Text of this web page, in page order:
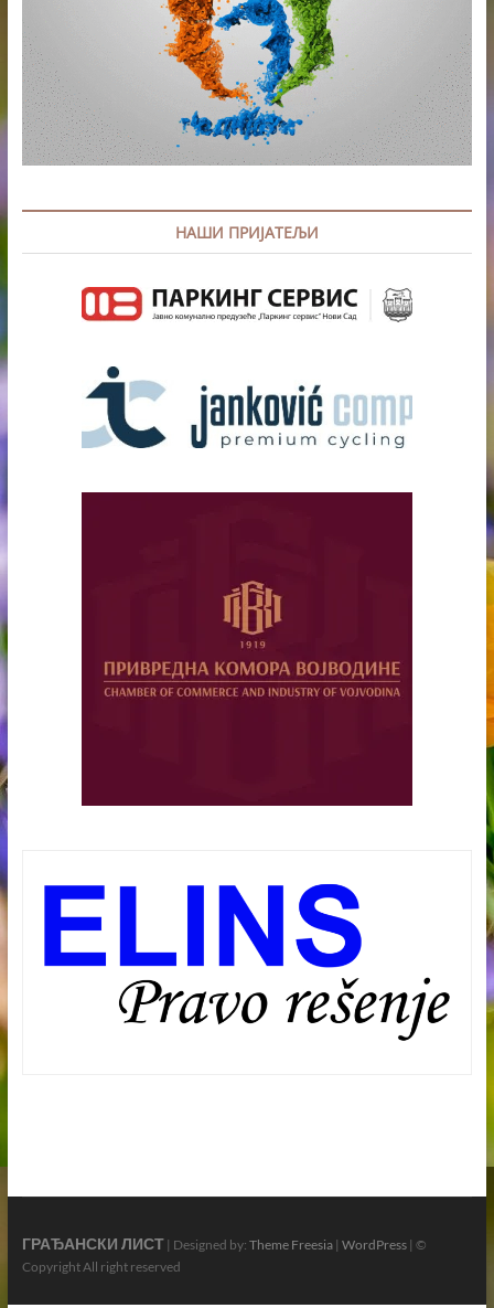
НАШИ ПРИЈАТЕЉИ
ГРАЂАНСКИ ЛИСТ| Designed by: Theme Freesia| WordPress| ©
Copyright All right reserved